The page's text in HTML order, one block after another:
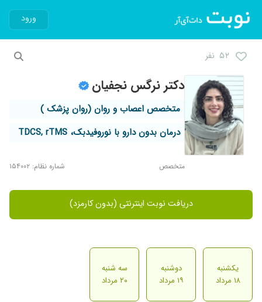
ورود
۵۲ نفر
دکتر نرگس نجفیان
متخصص اعصاب و روان (روان پزشک )
درمان بدون دارو با نوروفیدبک، TDCS, rTMS
متخصص شماره نظام: ۱۵۴۰۰۲
دریافت نوبت اینترنتی (بدون کارمزد)
یکشنبه
۱۸ مرداد
دوشنبه
۱۹ مرداد
سه شنبه
۲۰ مرداد